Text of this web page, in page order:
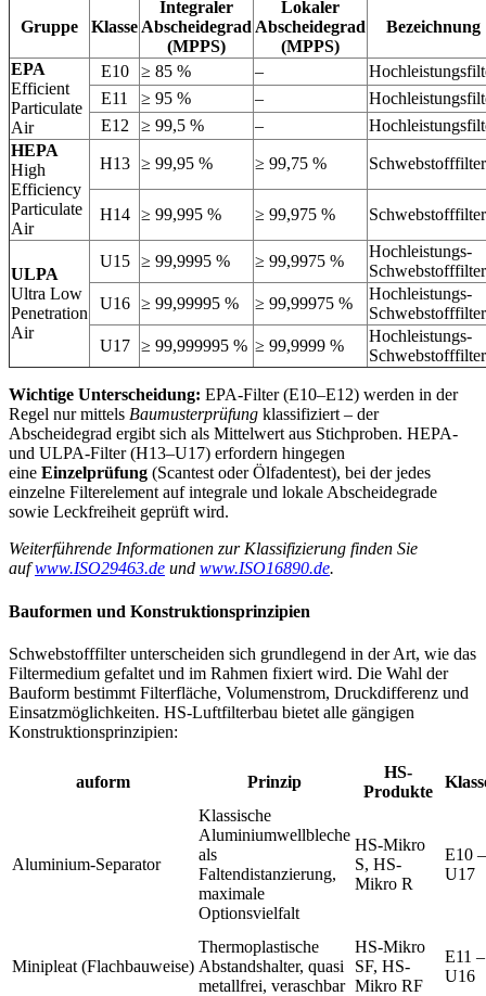
Gruppe Klasse
Integraler
Abscheidegrad
(MPPS)
Lokaler
Abscheidegrad
(MPPS)
Bezeichnung
EPA
Efficient
Particulate
Air
E10 ≥ 85 % –
E11
≥ 95 % –
E12
≥ 99,5 % –
HEPA
High
Efficiency
Particulate
Air
H13 ≥ 99,95 % ≥ 99,75 % Schwebstofffilter
H14 ≥ 99,995 % ≥ 99,975 % Schwebstofffilter
ULPA
Ultra Low
Penetration
Air
U15 ≥ 99,9995 % ≥ 99,9975 %
Hochleistungs-
Schwebstofffilter
U16
≥ 99,99995 % ≥ 99,99975 %
Hochleistungs-
Schwebstofffilter
U17
≥ 99,999995 % ≥ 99,9999 %
Hochleistungs-
Schwebstofffilter
Wichtige Unterscheidung: EPA-Filter (E10–E12) werden in der
Regel nur mittels Baumusterprüfung klassifiziert – der
Abscheidegrad ergibt sich als Mittelwert aus Stichproben. HEPA-
und ULPA-Filter (H13–U17) erfordern hingegen
eine Einzelprüfung (Scantest oder Ölfadentest), bei der jedes
einzelne Filterelement auf integrale und lokale Abscheidegrade
sowie Leckfreiheit geprüft wird.
Weiterführende Informationen zur Klassifizierung finden Sie
aufwww.ISO29463.de und www.ISO16890.de.
Bauformen und Konstruktionsprinzipien
Schwebstofffilter unterscheiden sich grundlegend in der Art, wie das
Filtermedium gefaltet und im Rahmen fixiert wird. Die Wahl der
Bauform bestimmt Filterfläche, Volumenstrom, Druckdifferenz und
Einsatzmöglichkeiten. HS-Luftfilterbau bietet alle gängigen
Konstruktionsprinzipien:
auform Prinzip
HS-
Produkte
Aluminium-Separator
Klassische
Aluminiumwellbleche
als
Faltendistanzierung,
maximale
Optionsvielfalt
HS-Mikro
S, HS-
Mikro R
E10 –
U17
Minipleat (Flachbauweise)
Thermoplastische
Abstandshalter, quasi
metallfrei, veraschbar
HS-Mikro
SF, HS-
Mikro RF
E11 –
U16